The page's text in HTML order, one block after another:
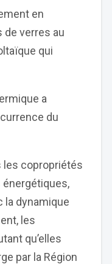
en
de verres au
qui
a
du
les copropriétés
la dynamique
les
qu’elles
par la Région